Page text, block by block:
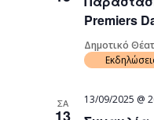
Premiers
Δημοτικό
ΣΑ 13/09/2025 @